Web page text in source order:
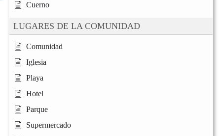
Cuerno
LUGARES DE LA COMUNIDAD
Comunidad
Iglesia
Playa
Hotel
Parque
Supermercado